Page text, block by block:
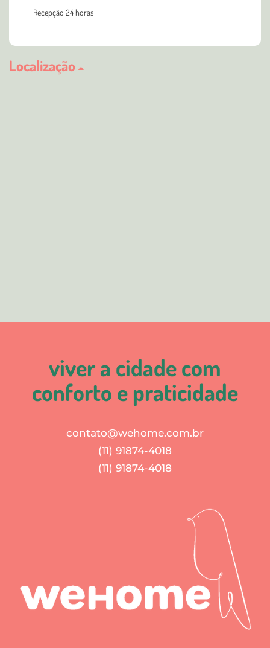
Recepção 24 horas
Localização
viver a cidade com
conforto e praticidade
contato@wehome.com.br
(11) 91874-4018
(11) 91874-4018